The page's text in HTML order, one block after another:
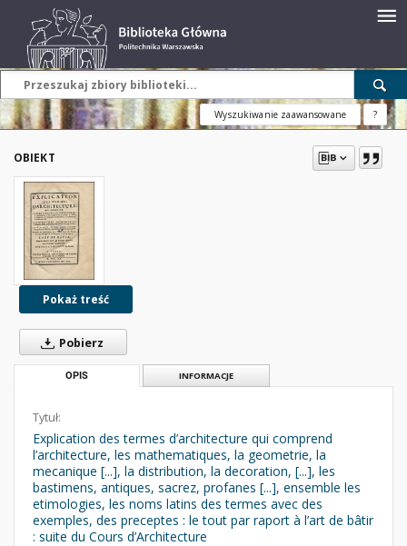
Wyszukiwanie zaawansowane ?
OBIEKT
Pokaż treść
Pobierz
OPIS INFORMACJE
Tytuł:
Explication des termes d’architecture qui comprend
l’architecture, les mathematiques, la geometrie, la
mecanique [...], la distribution, la decoration, [...], les
bastimens, antiques, sacrez, profanes [...], ensemble les
etimologies, les noms latins des termes avec des
exemples, des preceptes : le tout par raport à l’art de bâtir
: suite du Cours d’Architecture